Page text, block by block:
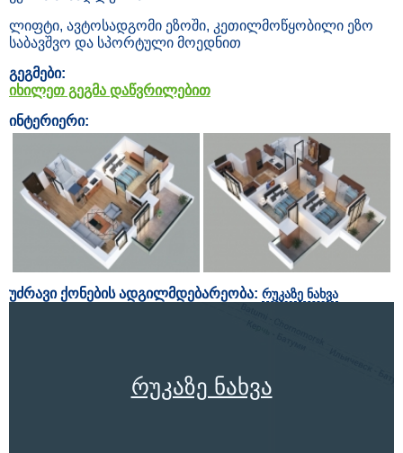
ლიფტი, ავტოსადგომი ეზოში, კეთილმოწყობილი ეზო
საბავშვო და სპორტული მოედნით
გეგმები:
იხილეთ გეგმა დაწვრილებით
ინტერიერი:
უძრავი ქონების ადგილმდებარეობა: რუკაზე ნახვა
რუკაზე ნახვა